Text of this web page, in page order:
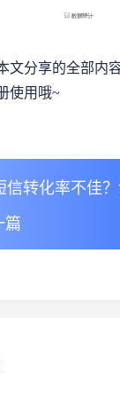
文分享的全部内
使用哦~
篇